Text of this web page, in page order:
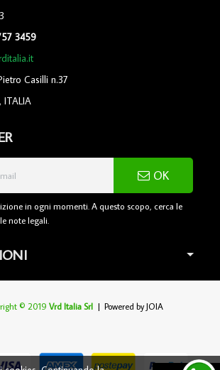
3459
Casilli n.37
ITALIA
OK
in ogni momenti. A questo scopo, cerca le
note legali.
© 2019Vrd Italia Srl | Powered byJOIA